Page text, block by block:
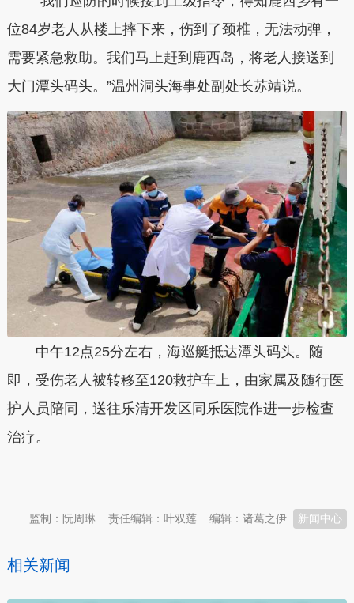
位84岁老人从楼上摔下来，伤到了颈椎，无法动弹，
需要紧急救助。我们马上赶到鹿西岛，将老人接送到
大门潭头码头。”温州洞头海事处副处长苏靖说。
中午12点25分左右，海巡艇抵达潭头码头。随
即，受伤老人被转移至120救护车上，由家属及随行医
护人员陪同，送往乐清开发区同乐医院作进一步检查
治疗。
新闻中心
编辑：诸葛之伊
责任编辑：叶双莲
监制：阮周琳
相关新闻